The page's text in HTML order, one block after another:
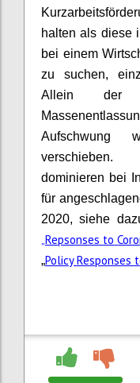
halten als diese
bei einem
zu suchen,
Allein der
verschieben.
dominieren bei
für
2020, siehe
„Repsonses to
„PolicyResponses